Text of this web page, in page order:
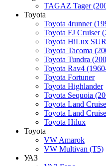
TAGAZ Tager
Toyota
Toyota 4runner
Toyota FJ Cruiser
Toyota HiLux
Toyota Tacoma
Toyota Tundra
Toyota Rav4
Toyota Fortuner
Toyota Highlander
Toyota Sequoia
Toyota Land
Toyota Land
Toyota Hilux
Toyota
VW Amarok
VW Multivan (T5)
УАЗ